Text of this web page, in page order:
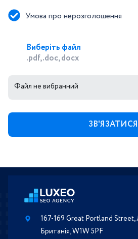
Умова про нерозголошення
Виберіть файл
.pdf, .doc, docx
Файл не вибранний
167-169 Great Portland
Британія, W1W 5PF